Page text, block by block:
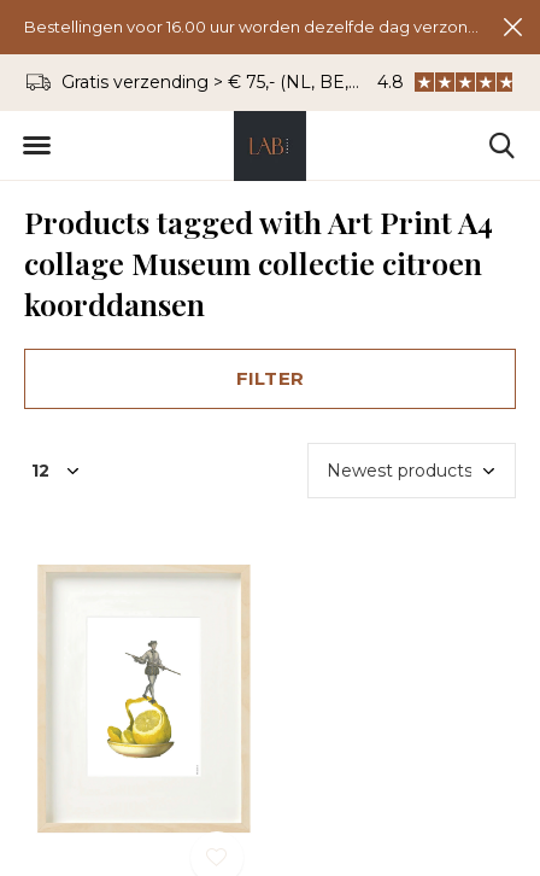
Gratis verzending > € 75,- (NL, BE, DU) WhatsApp: 06 -
4.8
Products tagged with Art Print A4
collage Museum collectie citroen
koorddansen
FILTER